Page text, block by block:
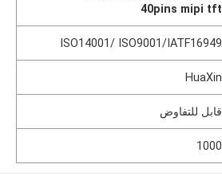
40pins mipi tft
ISO14001/ ISO9001/IATF16949
HuaXin
قابل للتفاوض
1000